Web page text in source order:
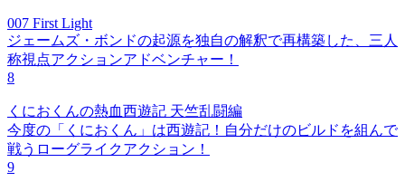
007 First Light
ジェームズ・ボンドの起源を独自の解釈で再構築した、三人
称視点アクションアドベンチャー！
8
くにおくんの熱血西遊記 天竺乱闘編
今度の「くにおくん」は西遊記！自分だけのビルドを組んで
戦うローグライクアクション！
9